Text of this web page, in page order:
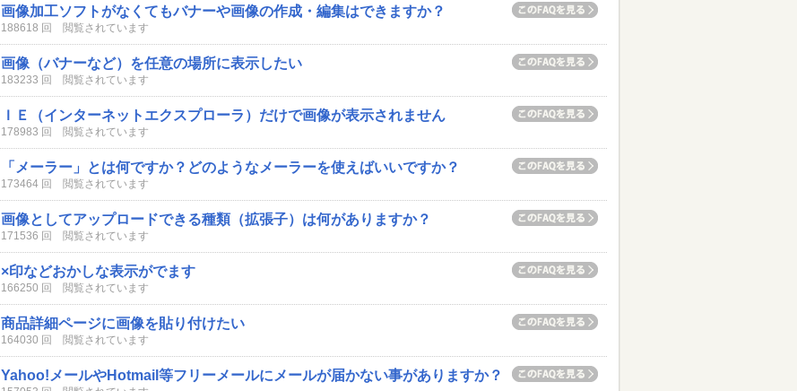
画像加工ソフトがなくてもバナーや画像の作成・編集はできますか？
188618 回 閲覧されています
画像（バナーなど）を任意の場所に表示したい
183233 回 閲覧されています
ＩＥ（インターネットエクスプローラ）だけで画像が表示されません
178983 回 閲覧されています
「メーラー」とは何ですか？どのようなメーラーを使えばいいですか？
173464 回 閲覧されています
画像としてアップロードできる種類（拡張子）は何がありますか？
171536 回 閲覧されています
×印などおかしな表示がでます
166250 回 閲覧されています
商品詳細ページに画像を貼り付けたい
164030 回 閲覧されています
Yahoo!メールやHotmail等フリーメールにメールが届かない事がありますか？